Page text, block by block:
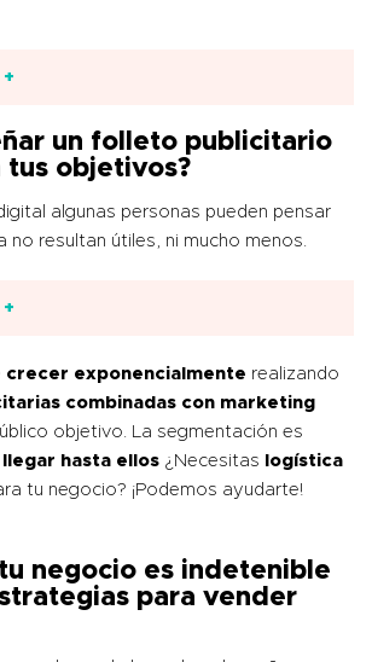
un folleto publicitario
tus objetivos?
algunas personas pueden pensar
resultan útiles, ni mucho menos.
crecer exponencialmente realizando
combinadas con marketing
objetivo. La segmentación es
llegar hasta ellos ¿Necesitas
logística
tu negocio? ¡Podemos ayudarte!
negocio es indetenible
para vender